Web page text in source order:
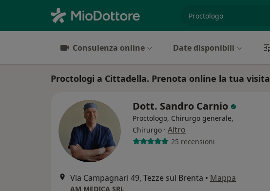
Consulenza online Date disponibili
Proctologi a Cittadella. Prenota online la tua visita
Dott. Sandro Carnio
Proctologo, Chirurgo generale,
Chirurgo · Altro
25 recensioni
Via Campagnari 49, Tezze sul Brenta • Mappa
AM MEDICA SRL